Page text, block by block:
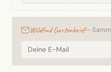
Wildfind Gartenbrief—